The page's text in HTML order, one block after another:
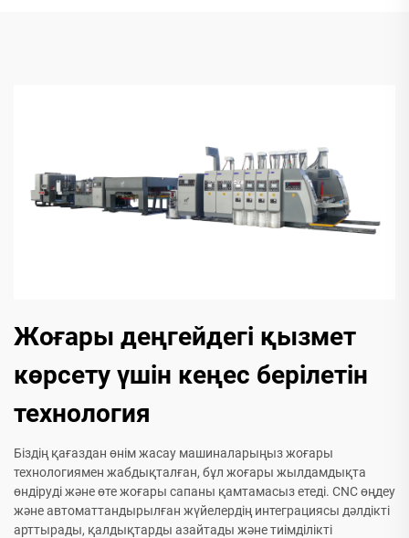
Жоғары деңгейдегі қызмет
көрсету үшін кеңес берілетін
технология
Біздің қағаздан өнім жасау машиналарыңыз жоғары
технологиямен жабдықталған, бұл жоғары жылдамдықта
өндіруді және өте жоғары сапаны қамтамасыз етеді. CNC өңдеу
және автоматтандырылған жүйелердің интеграциясы дәлдікті
арттырады, қалдықтарды азайтады және тиімділікті